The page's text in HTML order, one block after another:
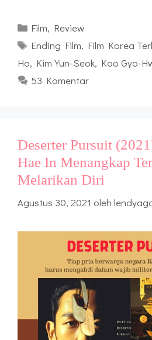
Kategori
Film, Review
Tag
Ending Film, Film Korea
Ho, Kim Yun-Seok, Koo Gyo-
53 Komentar
Deserter Pursuit
Hae In Menangkap
Melarikan Diri
Agustus 30, 2021 oleh